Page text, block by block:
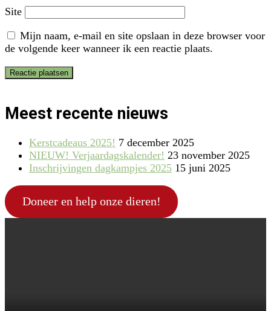
Site
Mijn naam, e-mail en site opslaan in deze browser voor
de volgende keer wanneer ik een reactie plaats.
Meest recente nieuws
Kerstcadeaus 2025! 7 december 2025
NIEUW! Verjaardagskalender! 23 november 2025
Inschrijvingen dagkampjes 2025 15 juni 2025
Doneer en help onze dieren!